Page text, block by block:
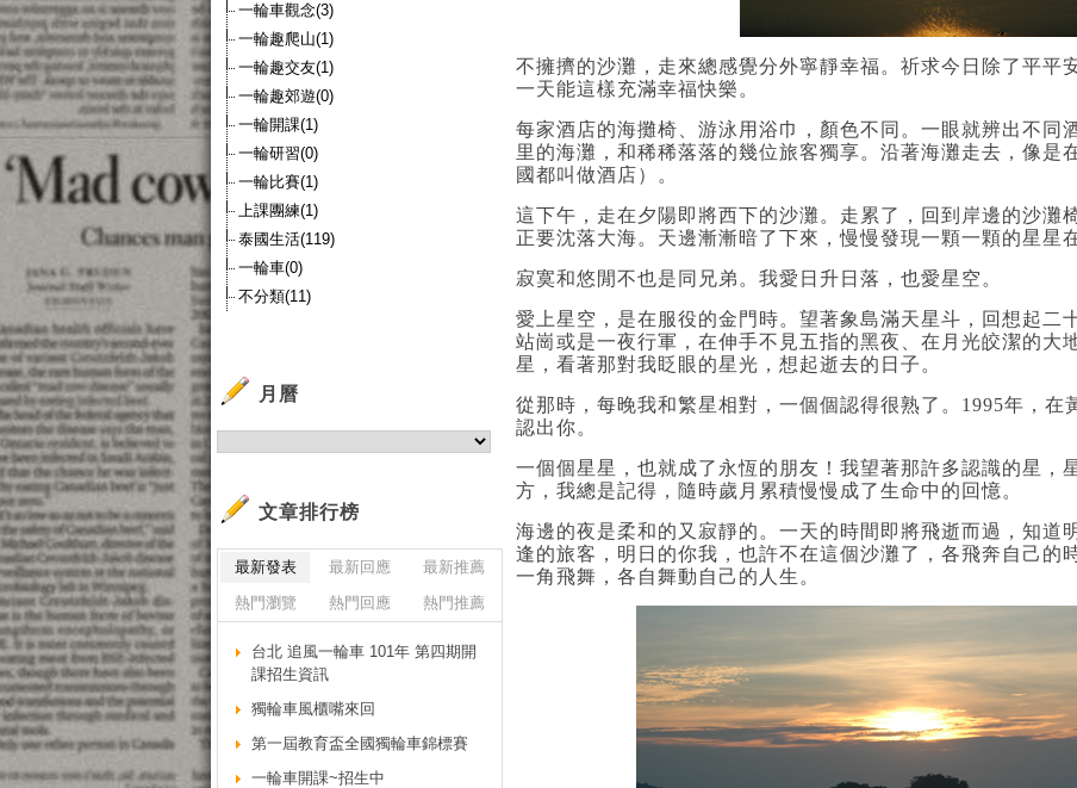
不擁擠的沙灘，走來總感覺分外寧靜幸福。祈求今日除了平平
一天能這樣充滿幸福快樂。
每家酒店的海攤椅、游泳用浴巾，顏色不同。一眼就辨出不同
里的海灘，和稀稀落落的幾位旅客獨享。沿著海灘走去，像是
國都叫做酒店）。
這下午，走在夕陽即將西下的沙灘。走累了，回到岸邊的沙灘
正要沈落大海。天邊漸漸暗了下來，慢慢發現一顆一顆的星星
寂寞和悠閒不也是同兄弟。我愛日升日落，也愛星空。
愛上星空，是在服役的金門時。望著象島滿天星斗，回想起二
站崗或是一夜行軍，在伸手不見五指的黑夜、在月光皎潔的大
星，看著那對我眨眼的星光，想起逝去的日子。
從那時，每晚我和繁星相對，一個個認得很熟了。1995年，在
認出你。
一個個星星，也就成了永恆的朋友！我望著那許多認識的星，
方，我總是記得，隨時歲月累積慢慢成了生命中的回憶。
海邊的夜是柔和的又寂靜的。一天的時間即將飛逝而過，知道
逢的旅客，明日的你我，也許不在這個沙灘了，各飛奔自己的
一角飛舞，各自舞動自己的人生。
一輪車觀念(3)
一輪趣爬山(1)
一輪趣交友(1)
一輪趣郊遊(0)
一輪開課(1)
一輪研習(0)
一輪比賽(1)
上課團練(1)
泰國生活(119)
一輪車(0)
不分類(11)
月曆
文章排行榜
最新發表 最新回應
最新推薦
熱門瀏覽
熱門回應 熱門推薦
台北 追風一輪車 101年 第四期開
課招生資訊
獨輪車風櫃嘴來回
第一屆教育盃全國獨輪車錦標賽
一輪車開課~招生中